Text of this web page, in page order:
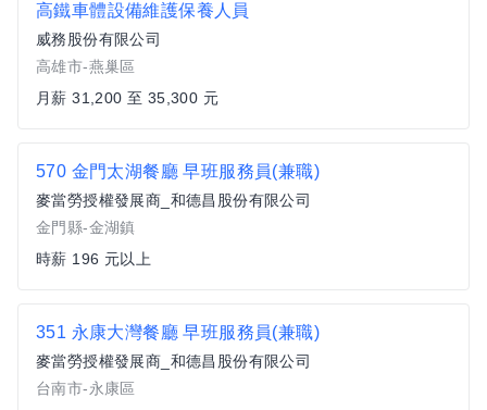
高鐵車體設備維護保養人員
威務股份有限公司
高雄市-燕巢區
月薪 31,200 至 35,300 元
570 金門太湖餐廳 早班服務員(兼職)
麥當勞授權發展商_和德昌股份有限公司
金門縣-金湖鎮
時薪 196 元以上
351 永康大灣餐廳 早班服務員(兼職)
麥當勞授權發展商_和德昌股份有限公司
台南市-永康區